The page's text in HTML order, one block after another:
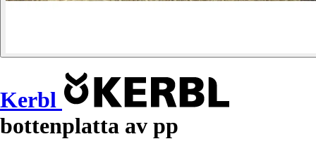
Kerbl
bottenplatta av pp